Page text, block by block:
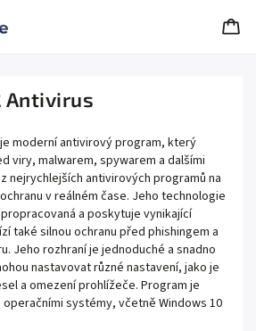
Antivirus
je moderníantivirovýprogram, který
viry, malwarem, spywarem a dalšími
znejrychlejších antivirových programů na
chranu vreálném čase. Jeho technologie
propracovaná a poskytuje vynikající
ízítaké silnou ochranu před phishingem a
u. Jeho rozhraníje jednoduché a snadno
ohou nastavovatrůzné nastavení, jako je
sel a omezeníprohlížeče. Program je
operačními systémy, včetně Windows 10